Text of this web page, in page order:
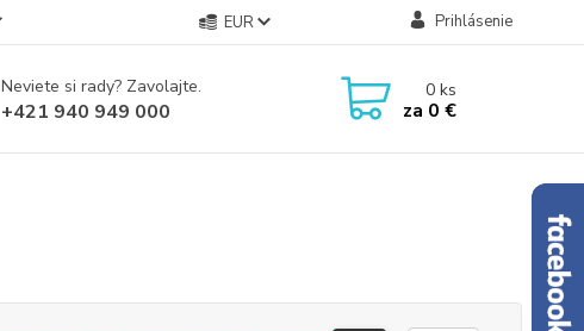
EUR Prihlásenie
Neviete si rady? Zavolajte.
+421 940 949 000
0ks
za 0 €